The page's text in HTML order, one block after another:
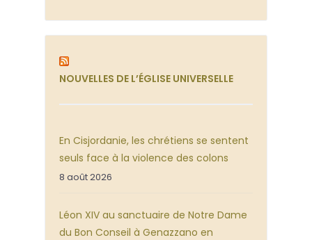
NOUVELLES DE L’ÉGLISE UNIVERSELLE
En Cisjordanie, les chrétiens se sentent
seuls face à la violence des colons
8 août 2026
Léon XIV au sanctuaire de Notre Dame
du Bon Conseil à Genazzano en